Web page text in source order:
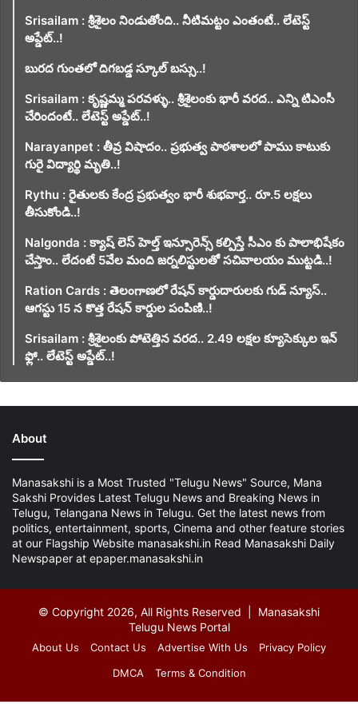
Srisailam : శ్రీశైలం నిండుతోంది.. నీటిమట్టం ఎంతంటే.. లేటెస్ట్
అప్డేట్..!
బురద గుంతలో దిగబడ్డ స్కూల్ బస్సు..!
Srisailam : కృష్ణమ్మ పరవళ్ళు.. శ్రీశైలంకు భారీ వరద.. ఎన్ని టిఎంసీ
చేరిందంటే.. లేటెస్ట్ అప్డేట్..!
Narayanpet : తీవ్ర విషాదం.. ప్రభుత్వ పాఠశాలలో పాము కాటుకు
గురై విద్యార్థి మృతి..!
Rythu : రైతులకు కేంద్ర ప్రభుత్వం భారీ శుభవార్త.. రూ.5 లక్షలు
తీసుకోండి..!
Nalgonda : క్యాష్ లెస్ హెల్త్ ఇన్సూరెన్స్ కల్పిస్తే సీఎం కు పాలాభిషేకం
చేస్తాం.. లేదంటే 5వేల మంది జర్నలిస్టులతో సచివాలయం ముట్టడి..!
Ration Cards : తెలంగాణలో రేషన్ కార్డుదారులకు గుడ్ న్యూస్..
ఆగస్టు 15 న కొత్త రేషన్ కార్డుల పంపిణి..!
Srisailam : శ్రీశైలంకు పోటెత్తిన వరద.. 2.49 లక్షల క్యూసెక్కుల ఇన్
ఫ్లో.. లేటెస్ట్ అప్డేట్..!
About
Manasakshi is a Most Trusted "Telugu News" Source, Mana
Sakshi Provides Latest Telugu News and Breaking News in
Telugu, Telangana News in Telugu. Get the latest news from
politics, entertainment, sports, Cinema and other feature stories
at our Flagship Website manasakshi.in Read Manasakshi Daily
Newspaper at epaper.manasakshi.in
© Copyright 2026, All Rights Reserved | Manasakshi
Telugu News Portal
About Us Contact Us Advertise With Us
Privacy Policy
DMCA
Terms & Condition